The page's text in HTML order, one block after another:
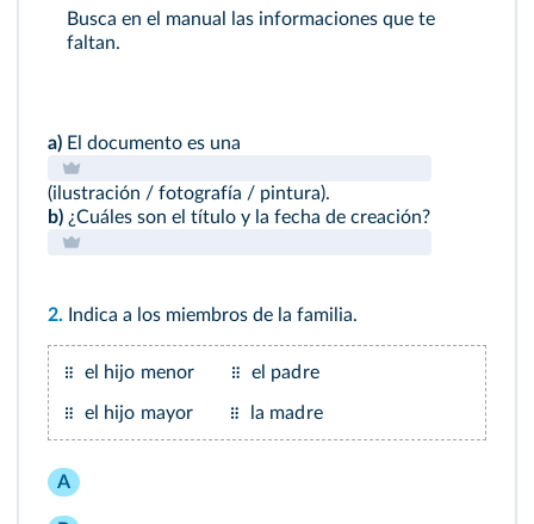
Busca en el manual
las informaciones que te
faltan.
a) El documento es una
(ilustración / fotografía / pintura).
b) ¿Cuáles son el título y la fecha de creación?
2. Indica a los miembros de la familia.
el hijo menor el padre
el hijo mayor la madre
A